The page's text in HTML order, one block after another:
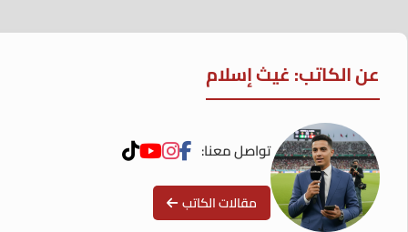
عن الكاتب: غيث إسلام
تواصل معنا:
مقالات الكاتب